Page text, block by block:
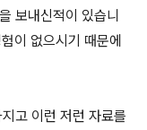
보내신적이 있습니
이 없으시기 때문에
고 이런 저런 자료를